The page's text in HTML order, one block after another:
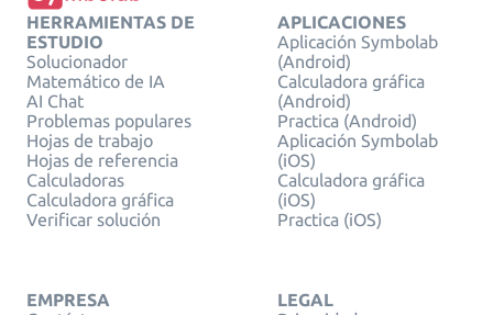
HERRAMIENTAS DE
ESTUDIO
Solucionador
Matemático de IA
AI Chat
Problemas populares
Hojas de trabajo
Hojas de referencia
Calculadoras
Calculadora gráfica
Verificar solución
APLICACIONES
Aplicación Symbolab
(Android)
Calculadora gráfica
(Android)
Practica (Android)
Aplicación Symbolab
(iOS)
Calculadora gráfica
(iOS)
Practica (iOS)
EMPRESA
LEGAL